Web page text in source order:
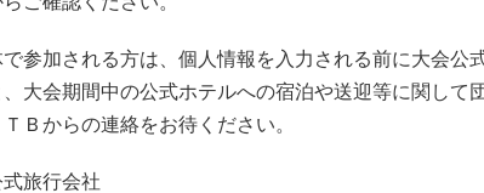
参加される方は、個人情報を入力される前に大会公
、大会期間中の公式ホテルへの宿泊や送迎等に関して
Ｂからの連絡をお待ください。
旅行会社